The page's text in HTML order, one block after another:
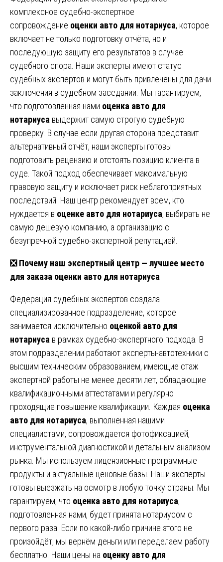
комплексное судебно-экспертное
сопровождение оценки авто для нотариуса, которое
включает не только подготовку отчёта, но и
последующую защиту его результатов в случае
судебного спора. Наши эксперты имеют статус
судебных экспертов и могут быть привлечены для дачи
заключения в судебном заседании. Мы гарантируем,
что подготовленная нами оценка авто для
нотариуса выдержит самую строгую судебную
проверку. В случае если другая сторона представит
альтернативный отчёт, наши эксперты готовы
подготовить рецензию и отстоять позицию клиента в
суде. Такой подход обеспечивает максимальную
правовую защиту и исключает риск неблагоприятных
последствий. Наш центр рекомендует всем, кто
нуждается в оценке авто для нотариуса, выбирать не
самую дешёвую компанию, а организацию с
безупречной судебно-экспертной репутацией.
❎ Почему наш экспертный центр — лучшее место
для заказа оценки авто для нотариуса
Федерация судебных экспертов создала
специализированное подразделение, которое
занимается исключительно оценкой авто для
нотариуса в рамках судебно-экспертного подхода. В
этом подразделении работают эксперты-автотехники с
высшим техническим образованием, имеющие стаж
экспертной работы не менее десяти лет, обладающие
квалификационными аттестатами и регулярно
проходящие повышение квалификации. Каждая оценка
авто для нотариуса, выполненная нашими
специалистами, сопровождается фотофиксацией,
инструментальной диагностикой и детальным анализом
рынка. Мы используем лицензионные программные
продукты и актуальные ценовые базы. Наши эксперты
готовы выезжать на осмотр в любую точку страны. Мы
гарантируем, что оценка авто для нотариуса,
подготовленная нами, будет принята нотариусом с
первого раза. Если по какой-либо причине этого не
произойдёт, мы вернём деньги или переделаем работу
бесплатно. Наши цены на оценку авто для